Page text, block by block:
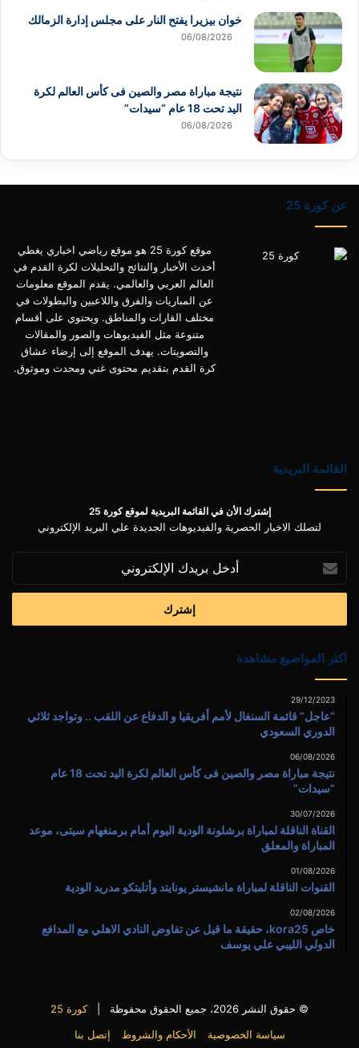
خوان بيزيرا يفتح النار على مجلس إدارة الزمالك
06/08/2026
نتيجة مباراة مصر والصين فى كأس العالم لكرة
اليد تحت 18 عام “سيدات”
06/08/2026
عن كورة 25
موقع كورة 25 هو موقع رياضي اخباري يغطي
أحدث الأخبار والنتائج والتحليلات لكرة القدم في
العالم العربي والعالمي. يقدم الموقع معلومات
عن المباريات والفرق واللاعبين والبطولات في
مختلف القارات والمناطق. ويحتوي على أقسام
متنوعة مثل الفيديوهات والصور والمقالات
والتصويتات. يهدف الموقع إلى إرضاء عشاق
كرة القدم بتقديم محتوى غني ومحدث وموثوق.
القائمة البريدية
إشترك الأن في القائمة البريدية لموقع كورة 25
لتصلك الاخبار الحصرية والفيديوهات الجديدة علي البريد الإلكتروني
بريدك
الإلكتروني
اكثر المواضيع مشاهدة
29/12/2023
“عاجل” قائمة السنغال لأمم أفريقيا و الدفاع عن اللقب .. وتواجد ثلاثي
الدوري السعودي
06/08/2026
نتيجة مباراة مصر والصين فى كأس العالم لكرة اليد تحت 18 عام
“سيدات”
30/07/2026
القناة الناقلة لمباراة برشلونة الودية اليوم أمام برمنغهام سيتى، موعد
المباراة والمعلق
01/08/2026
القنوات الناقلة لمباراة مانشيستر يونايتد وأتليتكو مدريد الودية
02/08/2026
خاص kora25، حقيقة ما قيل عن تفاوض النادي الاهلي مع المدافع
الدولي الليبي علي يوسف
© حقوق النشر 2026، جميع الحقوق محفوظة |
كورة 25
سياسة الخصوصية
الأحكام والشروط إتصل بنا